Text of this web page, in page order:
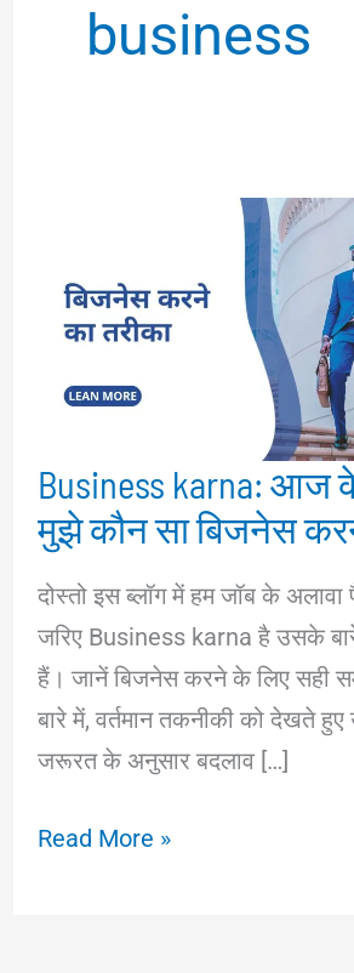
business
Business karna: आज
मुझे कौन सा बिजनेस
दोस्तो इस ब्लॉग में हम जॉब के अलावा
जरिए Business karna है उसके
हैं। जानें बिजनेस करने के लिए सही
बारे में, वर्तमान तकनीकी को देखते हुए
जरूरत के अनुसार बदलाव […]
Business
Read More »